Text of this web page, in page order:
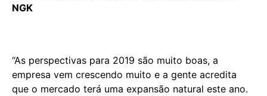
NGK
“As perspectivas para 2019 são muito boas, a
empresa vem crescendo muito e a gente acredita
que o mercado terá uma expansão natural este ano.